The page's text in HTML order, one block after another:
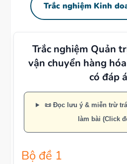
Trắc nghiệm Kinh
Trắc nghiệm Quản
vận chuyển hàng
có đáp
📜 Đọc lưu ý & miễn trừ
làm bài (Click
Bộ đề 1